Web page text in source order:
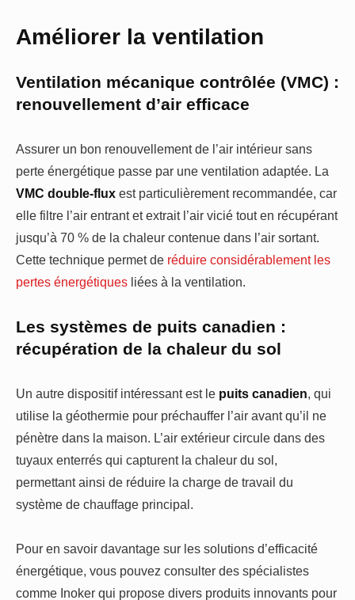
Améliorer la ventilation
Ventilation mécanique contrôlée (VMC) :
renouvellement d’air efficace
Assurer un bon renouvellement de l’air intérieur sans
perte énergétique passe par une ventilation adaptée. La
VMC double-flux est particulièrement recommandée, car
elle filtre l’air entrant et extrait l’air vicié tout en récupérant
jusqu’à 70 % de la chaleur contenue dans l’air sortant.
Cette technique permet de réduire considérablement les
pertes énergétiques liées à la ventilation.
Les systèmes de puits canadien :
récupération de la chaleur du sol
Un autre dispositif intéressant est le puits canadien, qui
utilise la géothermie pour préchauffer l’air avant qu’il ne
pénètre dans la maison. L’air extérieur circule dans des
tuyaux enterrés qui capturent la chaleur du sol,
permettant ainsi de réduire la charge de travail du
système de chauffage principal.
Pour en savoir davantage sur les solutions d’efficacité
énergétique, vous pouvez consulter des spécialistes
comme Inoker qui propose divers produits innovants pour